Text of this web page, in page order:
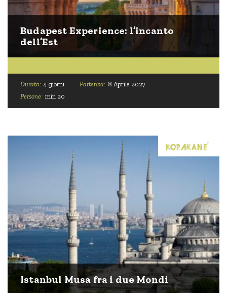
Budapest Experience: l’incanto
dell’Est
Durata: 4 giorni Partenza: 8 Aprile 2027
Persone: min 20
Istanbul Musa fra i due Mondi